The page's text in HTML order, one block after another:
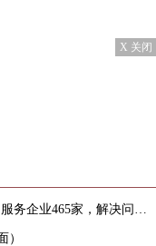
X 关闭
——天心区打造全省营商环境“首善之区”
）